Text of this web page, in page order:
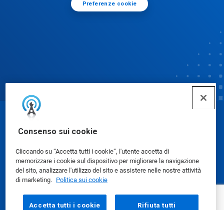
Consenso sui cookie
Cliccando su “Accetta tutti i cookie”, l'utente accetta di
memorizzare i cookie sul dispositivo per migliorare la navigazione
del sito, analizzare l'utilizzo del sito e assistere nelle nostre attività
di marketing. Politica sui cookie
Accetta tutti i cookie Rifiuta tutti
Preferenze cookie
Schede dati di sicurezza|Informativa sulla privacy
Condizioni d'uso